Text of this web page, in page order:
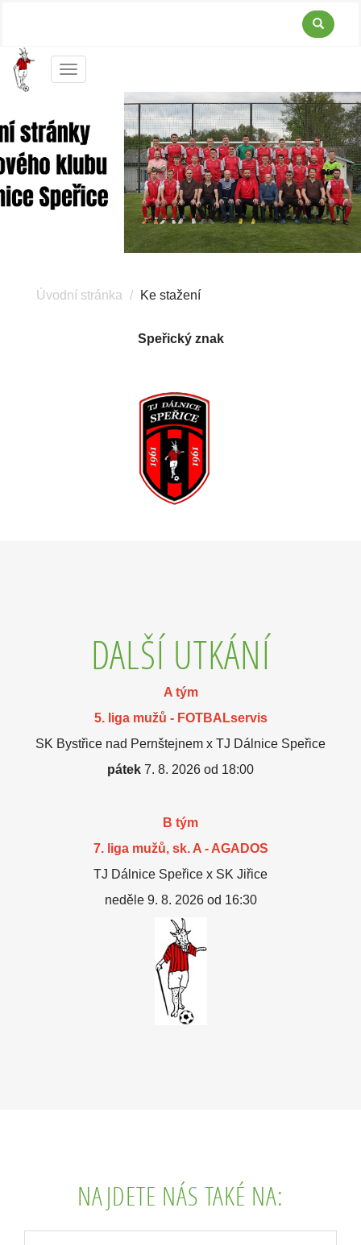
Menu
Úvodní stránka Ke stažení
Speřický znak
DALŠÍ UTKÁNÍ
A tým
5. liga mužů - FOTBALservis
SK Bystřice nad Pernštejnem x TJ Dálnice Speřice
pátek 7. 8. 2026 od 18:00
B tým
7. liga mužů, sk. A - AGADOS
TJ Dálnice Speřice x SK Jiřice
neděle 9. 8. 2026 od 16:30
NAJDETE NÁS TAKÉ NA: